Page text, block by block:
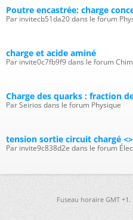
Poutre encastrée: charge
Par invitecb51da20 dans le forum
charge et acide aminé
Par invite0c7fb9f9 dans le forum
Charge des quarks : fraction
Par Seirios dans le forum Physique
tension sortie circuit chargé
Par invite9c838d2e dans le forum
Fuseau horaire GMT